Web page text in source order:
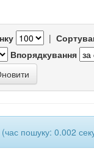
|
Впорядкування
(час пошуку: 0.002